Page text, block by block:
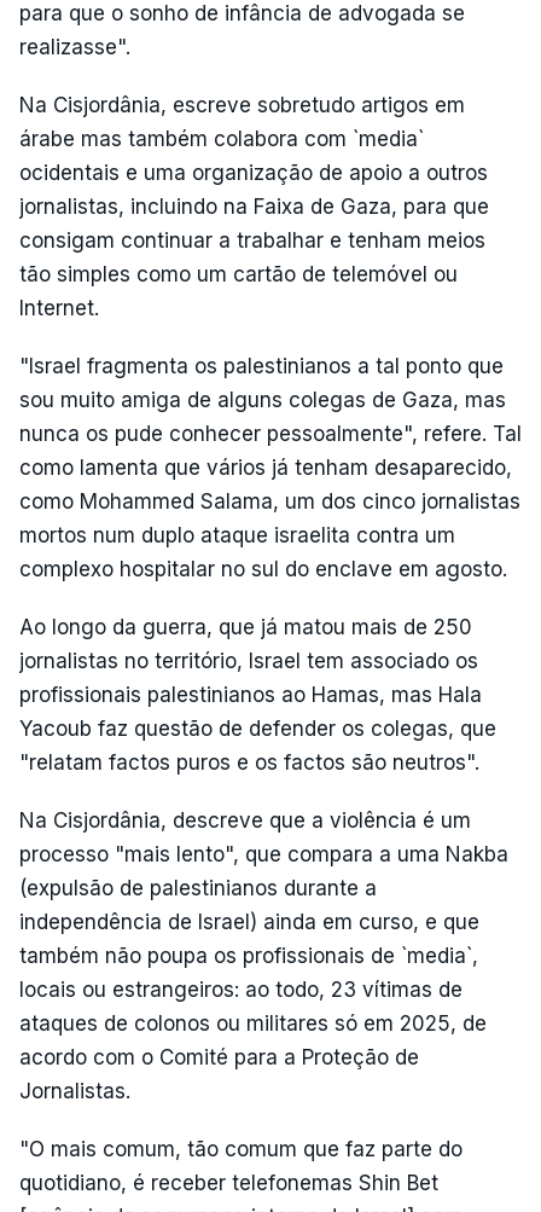
para que o sonho de infância de advogada se
realizasse".
Na Cisjordânia, escreve sobretudo artigos em
árabe mas também colabora com `media`
ocidentais e uma organização de apoio a outros
jornalistas, incluindo na Faixa de Gaza, para que
consigam continuar a trabalhar e tenham meios
tão simples como um cartão de telemóvel ou
Internet.
"Israel fragmenta os palestinianos a tal ponto que
sou muito amiga de alguns colegas de Gaza, mas
nunca os pude conhecer pessoalmente", refere. Tal
como lamenta que vários já tenham desaparecido,
como Mohammed Salama, um dos cinco jornalistas
mortos num duplo ataque israelita contra um
complexo hospitalar no sul do enclave em agosto.
Ao longo da guerra, que já matou mais de 250
jornalistas no território, Israel tem associado os
profissionais palestinianos ao Hamas, mas Hala
Yacoub faz questão de defender os colegas, que
"relatam factos puros e os factos são neutros".
Na Cisjordânia, descreve que a violência é um
processo "mais lento", que compara a uma Nakba
(expulsão de palestinianos durante a
independência de Israel) ainda em curso, e que
também não poupa os profissionais de `media`,
locais ou estrangeiros: ao todo, 23 vítimas de
ataques de colonos ou militares só em 2025, de
acordo com o Comité para a Proteção de
Jornalistas.
"O mais comum, tão comum que faz parte do
quotidiano, é receber telefonemas Shin Bet